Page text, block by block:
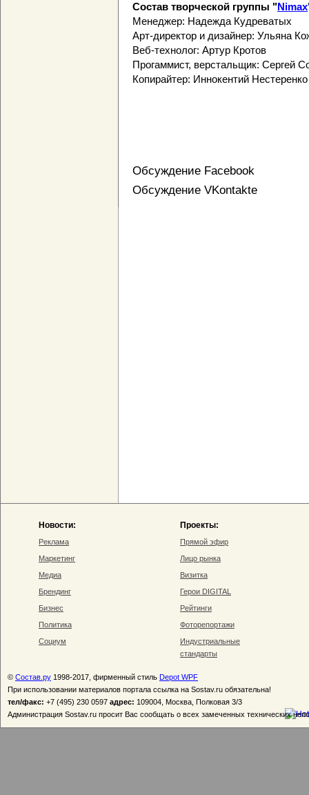
Состав творческой группы "Nimax
Менеджер: Надежда Кудреватых
Арт-директор и дизайнер: Ульяна
Веб-технолог: Артур Кротов
Прогаммист, верстальщик: Сергей
Копирайтер: Иннокентий Нестеренко
Обсуждение Facebook
Обсуждение VKontakte
Новости:
Реклама
Маркетинг
Медиа
Брендинг
Бизнес
Политика
Социум
Проекты:
Прямой эфир
Лицо рынка
Визитка
Герои DIGITAL
Рейтинги
Фоторепортажи
Индустриальные
стандарты
© Состав.ру 1998-2017, фирменный стиль Depot WPF
При использовании материалов портала ссылка на Sostav.ru обязательна!
тел/факс: +7 (495) 230 0597 адрес: 109004, Москва, Полковая 3/3
Администрация Sostav.ru просит Вас сообщать о всех замеченных технических